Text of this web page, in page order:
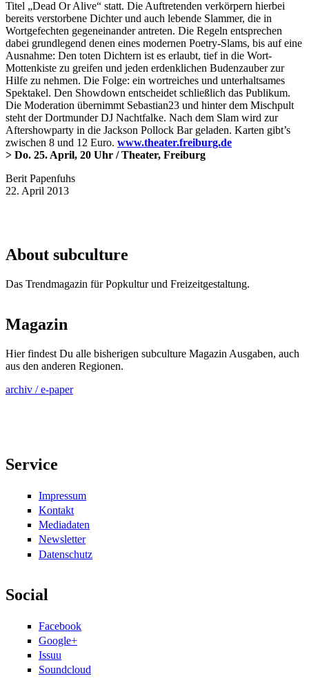
Titel „Dead Or Alive“ statt. Die Auftretenden verkörpern hierbei
bereits verstorbene Dichter und auch lebende Slammer, die in
Wortgefechten gegeneinander antreten. Die Regeln entsprechen
dabei grundlegend denen eines modernen Poetry-Slams, bis auf eine
Ausnahme: Den toten Dichtern ist es erlaubt, tief in die Wort-
Mottenkiste zu greifen und jeden erdenklichen Budenzauber zur
Hilfe zu nehmen. Die Folge: ein wortreiches und unterhaltsames
Spektakel. Den Showdown entscheidet schließlich das Publikum.
Die Moderation übernimmt Sebastian23 und hinter dem Mischpult
steht der Dortmunder DJ Nachtfalke. Nach dem Slam wird zur
Aftershowparty in die Jackson Pollock Bar geladen. Karten gibt’s
zwischen 8 und 12 Euro. www.theater.freiburg.de
> Do. 25. April, 20 Uhr / Theater, Freiburg
Berit Papenfuhs
22. April 2013
About subculture
Das Trendmagazin für Popkultur und Freizeitgestaltung.
Magazin
Hier findest Du alle bisherigen subculture Magazin Ausgaben, auch
aus den anderen Regionen.
archiv / e-paper
Service
Impressum
Kontakt
Mediadaten
Newsletter
Datenschutz
Social
Facebook
Google+
Issuu
Soundcloud